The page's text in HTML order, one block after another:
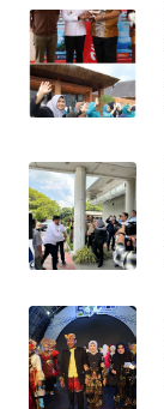
FORJASIDA
SITUNGIR
NEWS
SIDIKALANG
NEWS
SIBARAGAS